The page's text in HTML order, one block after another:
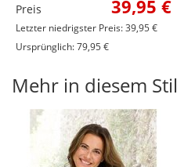
Preis 39,95 €
Letzter niedrigster Preis: 39,95 €
Ursprünglich: 79,95 €
Mehr in diesem Stil